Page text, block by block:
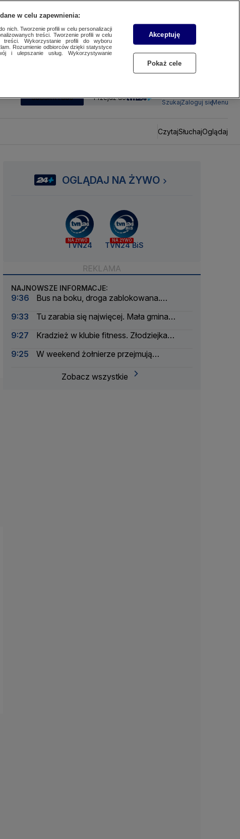
SUBSKRYBUJ Przejdź do
SzukajZaloguj sięMenu
CzytajSłuchajOglądaj
OGLĄDAJ NA ŻYWO
NA ŻYWO
TVN24
NA ŻYWO
TVN24 BiS
NAJNOWSZE INFORMACJE:
9:36
Bus na boku, droga zablokowana.
9:33
Tu zarabia się najwięcej. Mała gmina
9:27
Kradzież w klubie fitness. Złodziejka
9:25
W weekend żołnierze przejmują
Zobacz wszystkie
w celu zapewnienia:
nich. Tworzenie profili w celu personalizacji
treści. Tworzenie profili w celu
treści. Wykorzystanie profili do wyboru
Rozumienie odbiorców dzięki statystyce
i ulepszanie usług. Wykorzystywanie
Akceptuję
Pokaż cele